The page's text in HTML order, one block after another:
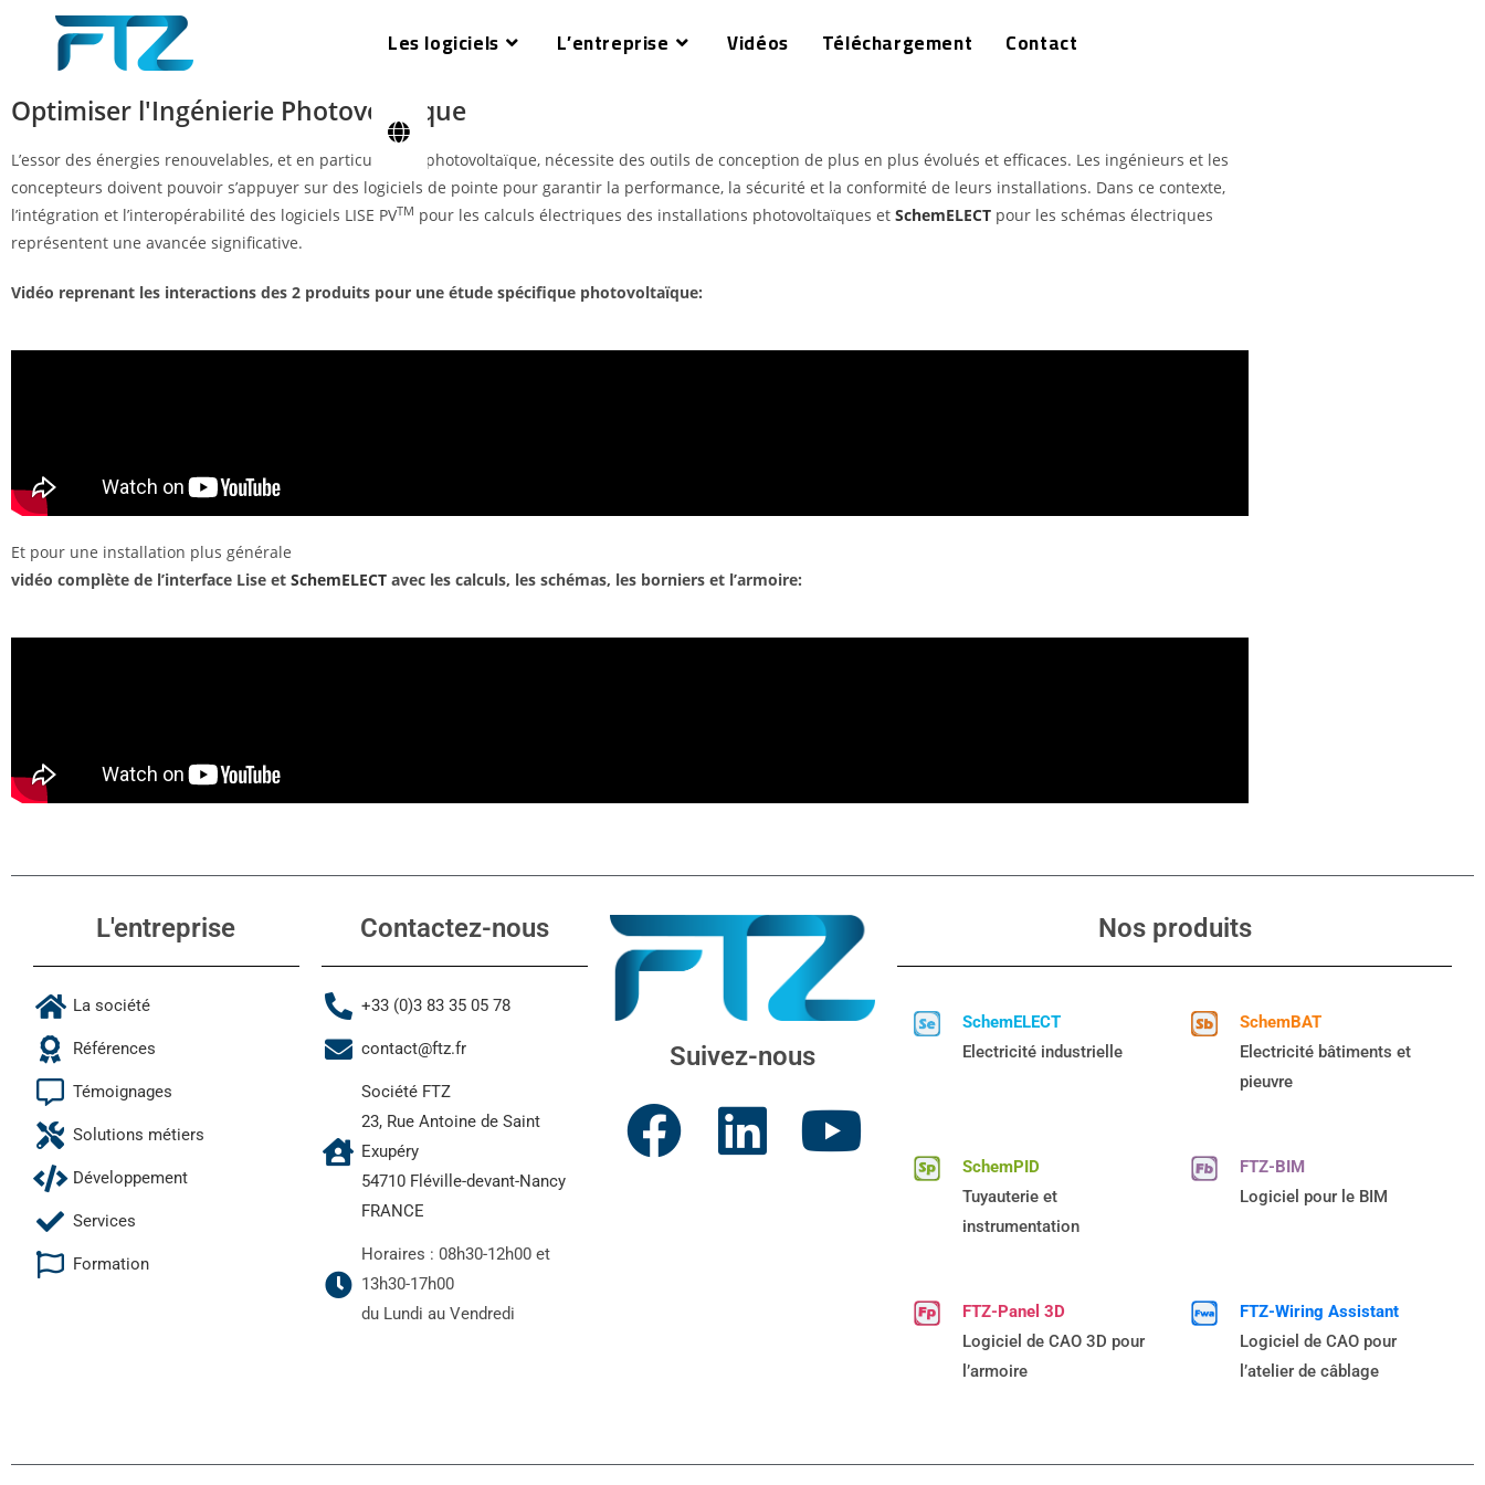
Les logiciels L’entreprise Vidéos Téléchargement
Contact
Optimiser l'Ingénierie Photovoltaïque
L’essor des énergies renouvelables, et en particulier du photovoltaïque, nécessite des outils de conception de plus en plus évolués et efficaces. Les ingénieurs et les
concepteurs doivent pouvoir s’appuyer sur des logiciels de pointe pour garantir la performance, la sécurité et la conformité de leurs installations. Dans ce contexte,
l’intégration et l’interopérabilité des logiciels LISE PVTM pour les calculs électriques des installations photovoltaïques et SchemELECT pour les schémas électriques
représentent une avancée significative.
Vidéo reprenant les interactions des 2 produits pour une étude spécifique photovoltaïque:
Et pour une installation plus générale
vidéo complète de l’interface Lise et SchemELECT avec les calculs, les schémas, les borniers et l’armoire:
L'entreprise
La société
Références
Témoignages
Solutions métiers
Développement
Services
Formation
Contactez-nous
+33 (0)3 83 35 05 78
contact@ftz.fr
Société FTZ
23, Rue Antoine de Saint
Exupéry
54710 Fléville-devant-Nancy
FRANCE
Horaires : 08h30-12h00 et
13h30-17h00
du Lundi au Vendredi
Suivez-nous
Nos produits
SchemELECT
Electricité industrielle
SchemBAT
Electricité bâtiments et
pieuvre
SchemPID
Tuyauterie et
instrumentation
FTZ-BIM
Logiciel pour le BIM
FTZ-Panel 3D
Logiciel de CAO 3D pour
l’armoire
FTZ-Wiring Assistant
Logiciel de CAO pour
l’atelier de câblage